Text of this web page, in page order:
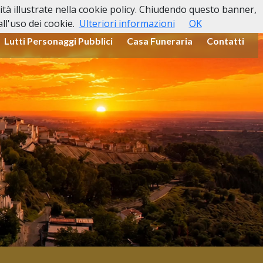
Lutti Personaggi Pubblici Casa Funeraria Contatti
illustrate nella cookie policy. Chiudendo questo banner,
dei cookie. Ulteriori informazioni OK